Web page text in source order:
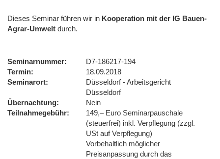
Dieses Seminar führen wir in Kooperation mit der IG Bauen-
Agrar-Umwelt durch.
Seminarnummer
D7-186217-194
Termin
18.09.2018
Seminarort
Düsseldorf - Arbeitsgericht
Düsseldorf
Übernachtung
Nein
Teilnahmegebühr
149,– Euro Seminarpauschale
(steuerfrei) inkl. Verpflegung (zzgl.
USt auf Verpflegung)
Vorbehaltlich möglicher
Preisanpassung durch das